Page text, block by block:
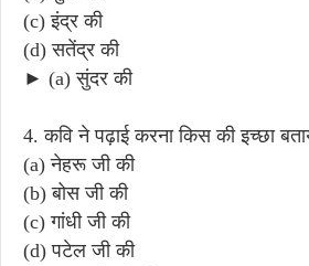
(c) इंद्र की
(d) सतेंद्र की
► (a) सुंदर की
4. कवि ने पढ़ाई करना किस की इच्छा
(a) नेहरू जी की
(b) बोस जी की
(c) गांधी जी की
(d) पटेल जी की